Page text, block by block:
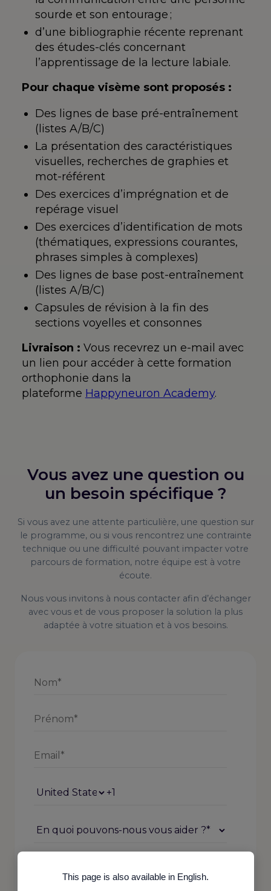
sourde et son entourage ;
d’une bibliographie récente reprenant
des études-clés concernant
l’apprentissage de la lecture labiale.
Pour chaque visème sont proposés :
Des lignes de base pré-entraînement
(listes A/B/C)
La présentation des caractéristiques
visuelles, recherches de graphies et
mot-référent
Des exercices d’imprégnation et de
repérage visuel
Des exercices d’identification de mots
(thématiques, expressions courantes,
phrases simples à complexes)
Des lignes de base post-entraînement
(listes A/B/C)
Capsules de révision à la fin des
sections voyelles et consonnes
Livraison : Vous recevrez un e-mail avec
un lien pour accéder à cette formation
orthophonie dans la
plateforme Happyneuron Academy.
Vous avez une question ou
un besoin spécifique ?
Si vous avez une attente particulière, une question sur
le programme, ou si vous rencontrez une contrainte
technique ou une difficulté pouvant impacter votre
parcours de formation, notre équipe est à votre
écoute.
Nous vous invitons à nous contacter afin d’échanger
avec vous et de vous proposer la solution la plus
adaptée à votre situation et à vos besoins.
This page is also available in English.